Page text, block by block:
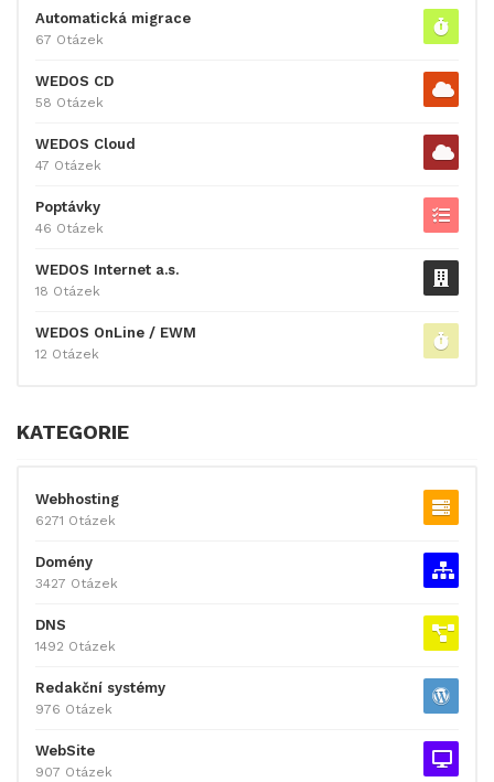
Automatická migrace
67 Otázek
WEDOS CD
58 Otázek
WEDOS Cloud
47 Otázek
Poptávky
46 Otázek
WEDOS Internet a.s.
18 Otázek
WEDOS OnLine / EWM
12 Otázek
KATEGORIE
Webhosting
6271 Otázek
Domény
3427 Otázek
DNS
1492 Otázek
Redakční systémy
976 Otázek
WebSite
907 Otázek